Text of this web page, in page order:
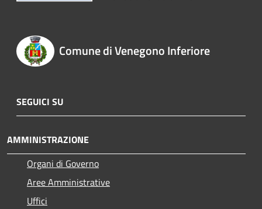
Comune di Venegono Inferiore
SEGUICI SU
AMMINISTRAZIONE
Organi di Governo
Aree Amministrative
Uffici